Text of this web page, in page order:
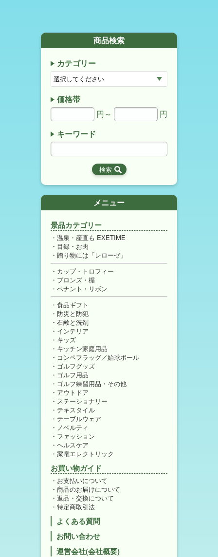
商品検索
カテゴリー
価格帯
円～
円
キーワード
メニュー
景品カテゴリー
温泉・産直も EXETIME
目録・お肉
贈り物には「レローゼ」
カップ・トロフィー
ブロンズ・楯
ペナント・リボン
食品ギフト
防災と防犯
石鹸と洗剤
インテリア
キッズ
キッチン家庭用品
コンペフラッグ／始球ボール
ゴルフグッズ
ゴルフ用品
ゴルフ練習用品・その他
アウトドア
ステーショナリー
テキスタイル
テーブルウェア
ノベルティ
ファッション
ヘルスケア
家電エレクトリック
お買い物ガイド
お支払いについて
商品のお届けについて
返品・交換について
特定商取引法
よくある質問
お問い合わせ
運営会社(会社概要)